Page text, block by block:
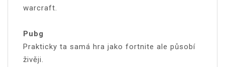
warcraft.
Pubg
Prakticky ta samá hra jako fortnite ale působí
živěji.